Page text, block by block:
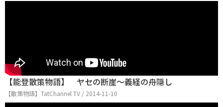
【能登散策物語】 ヤセの断崖～義経の舟隠し
【散策物語】TatChannel TV / 2014-11-10